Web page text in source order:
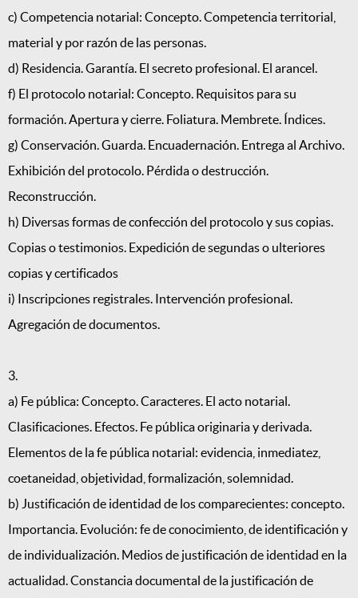
c) Competencia notarial: Concepto. Competencia territorial,
material y por razón de las personas.
d) Residencia. Garantía. El secreto profesional. El arancel.
f) El protocolo notarial: Concepto. Requisitos para su
formación. Apertura y cierre. Foliatura. Membrete. Índices.
g) Conservación. Guarda. Encuadernación. Entrega al Archivo.
Exhibición del protocolo. Pérdida o destrucción.
Reconstrucción.
h) Diversas formas de confección del protocolo y sus copias.
Copias o testimonios. Expedición de segundas o ulteriores
copias y certificados
i) Inscripciones registrales. Intervención profesional.
Agregación de documentos.
3.
a) Fe pública: Concepto. Caracteres. El acto notarial.
Clasificaciones. Efectos. Fe pública originaria y derivada.
Elementos de la fe pública notarial: evidencia, inmediatez,
coetaneidad, objetividad, formalización, solemnidad.
b) Justificación de identidad de los comparecientes: concepto.
Importancia. Evolución: fe de conocimiento, de identificación y
de individualización. Medios de justificación de identidad en la
actualidad. Constancia documental de la justificación de